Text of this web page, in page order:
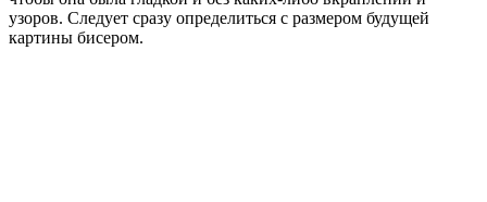
узоров. Следует сразу определиться с размером будущей
картины бисером.